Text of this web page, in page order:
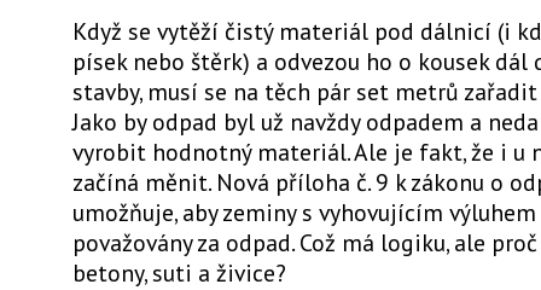
Když se vytěží čistý materiál pod dálnicí (i
písek nebo štěrk) a odvezou ho o kousek dál
stavby, musí se na těch pár set metrů
Jako by odpad byl už navždy odpadem a
vyrobit hodnotný materiál. Ale je fakt, že i u
začíná měnit. Nová příloha č. 9 k zákonu o
umožňuje, aby zeminy s vyhovujícím
považovány za odpad. Což má logiku, ale
betony, suti a živice?